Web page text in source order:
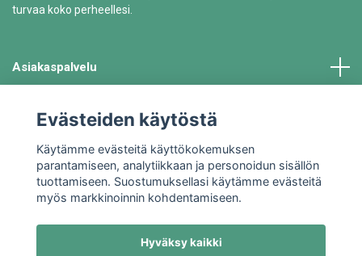
turvaa koko perheellesi.
Asiakaspalvelu
TiedotEvästeiden käytöstä
Käytämme evästeitä käyttökokemuksen
parantamiseen, analytiikkaan ja personoidun sisällön
tuottamiseen. Suostumuksellasi käytämme evästeitä
myös markkinoinnin kohdentamiseen.
Hyväksy kaikki